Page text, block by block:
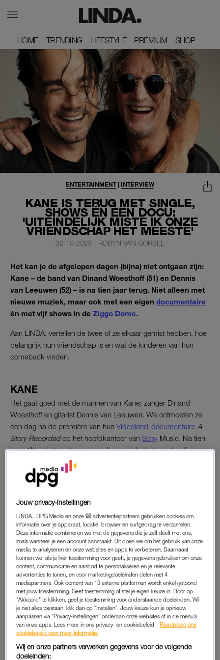
HOME
HOME TRENDING
TRENDING LIFESTYLE
LIFESTYLE PREMIUM
PREMIUM SHOP
SHOP
KANE IS TERUG MET SINGLE,
SHOWS ÉN EEN DOCU:
'UITEINDELIJK MISTE IK ONZE
VRIENDSCHAP HET MEESTE'
ENTERTAINMENT | INTERVIEW
02-10-2023 | ROBYN VAN GORSEL
Het kan je de afgelopen dagen (bíjna) niet ontgaan zijn:
Kane – de band van Dinand Woesthoff (51) en Dennis
van Leeuwen (52) – is na tien jaar terug. Niet alleen met
nieuwe muziek, maar ook met een eigen documentaire
én met vijf shows in de Ziggo Dome.
Aan LINDA. vertellen de twee of ze elkaar gemist hebben, hoe
belangrijk hun vriendschap is en wat de kinderen van hun
comeback vinden.
KANE
Het gaat goed met de mannen van Kane; zanger Dinand
Woesthoff en gitarist Dennis van Leeuwen. We ontmoeten ze
een dag na de première van hun Videoland-documentaire A
Story Recordedop het hoofdkantoor van Sony Music. Na tien
jaar stilte is het meteen weer als vanouds druk, met radio- en
tv-optredens, interviews en repetities. Woesthoff: “Als je iets
tien jaar niet doet, zijn er veel dingen die je vergeet. Maar op
het moment dat die Kane-trein weer rijdt, merk je meteen
De van oorsprong Haagse band werd in 1999 opgericht door
Woesthoff en Van Leeuwen. Met nummers als Rain Down On
Me,No SurrenderenCome Togetherscoorde de band grote
hits en vulde de grootste concertlocaties als de Kuip en de
Arena. Na vele hoogtepunten besluit Woesthoff in 2013 dat hij
er een jaar tussenuit wil. Een jaar later stopt de band er
helemaal mee.
GEEN RUZIE
Van ruzie tussen de twee is geen sprake en na de breuk zien
ze elkaar sporadisch. Van Leeuwen: “Zeker in het begin zagen
Jouw privacy-instellingen
LINDA., DPG Media en onze92 advertentiepartners gebruiken cookies om
informatie over je apparaat, locatie, browser en surfgedrag te verzamelen.
Deze informatie combineren we met de gegevens die je zelf deelt met ons,
zoals wanneer je een account aanmaakt. Dit doen we om het gebruik van onze
media te analyseren en onze websites en apps te verbeteren. Daarnaast
kunnen we, als je hier toestemming voor geeft, je gegevens gebruiken om onze
content, communicatie en aanbod te personaliseren en je relevante
advertenties te tonen, en voor marketingdoeleinden delen met 4
mediapartners. Ook content van 13 externe platformen wordt enkel getoond
met jouw toestemming. Geef toestemming of stel je eigen keuze in. Door op
"Akkoord" te klikken, geef je toestemming voor onderstaande doeleinden. Wil
je niet alles toestaan, klik dan op “Instellen”. Jouw keuze kun je opnieuw
aanpassen via “Privacy-instellingen” onderaan onze websites of in de menu’s
van onze apps. Lees meer in ons privacy- en cookiebeleid.
Raadpleeg ons
cookiebeleid voor meer informatie.
Wij en onze partners verwerken gegevens voor de volgende
doeleinden: